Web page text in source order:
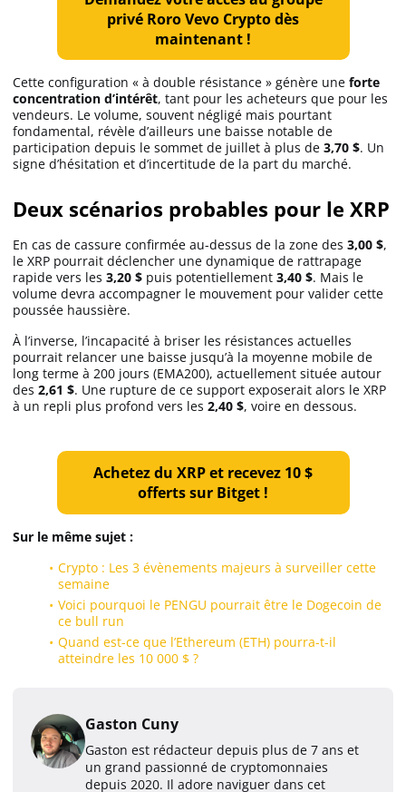
privé Roro Vevo Crypto dès
maintenant !
Cette configuration « à double résistance » génère une forte
concentration d’intérêt, tant pour les acheteurs que pour les
vendeurs. Le volume, souvent négligé mais pourtant
fondamental, révèle d’ailleurs une baisse notable de
participation depuis le sommet de juillet à plus de 3,70 $. Un
signe d’hésitation et d’incertitude de la part du marché.
Deux scénarios probables pour le XRP
En cas de cassure confirmée au-dessus de la zone des 3,00 $,
le XRP pourrait déclencher une dynamique de rattrapage
rapide vers les 3,20 $ puis potentiellement 3,40 $. Mais le
volume devra accompagner le mouvement pour valider cette
poussée haussière.
À l’inverse, l’incapacité à briser les résistances actuelles
pourrait relancer une baisse jusqu’à la moyenne mobile de
long terme à 200 jours (EMA200), actuellement située autour
des 2,61 $. Une rupture de ce support exposerait alors le XRP
à un repli plus profond vers les 2,40 $, voire en dessous.
Achetez du XRP et recevez 10 $
offerts sur Bitget !
Sur le même sujet :
Crypto : Les 3 évènements majeurs à surveiller cette
semaine
Voici pourquoi le PENGU pourrait être le Dogecoin de
ce bull run
Quand est-ce que l’Ethereum (ETH) pourra-t-il
atteindre les 10 000 $ ?
Gaston Cuny
Gaston est rédacteur depuis plus de 7 ans et
un grand passionné de cryptomonnaies
depuis 2020. Il adore naviguer dans cet